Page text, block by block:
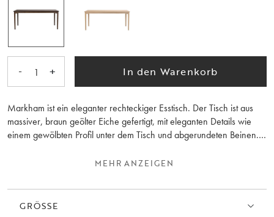
- 1 + In den Warenkorb
Markham ist ein eleganter rechteckiger Esstisch. Der Tisch ist aus
massiver, braun geölter Eiche gefertigt, mit eleganten Details wie
einem gewölbten Profil unter dem Tisch und abgerundeten Beinen.
Generationen hinweg haltbar. Der Esstisch ist individuell anpassbar
cm verlängert werden, wodurch er je nach Anzahl der Gäste
flexibel ist. Markham besteht auch aus einem kleineren Esstisch und
MEHR ANZEIGEN
GRÖSSE